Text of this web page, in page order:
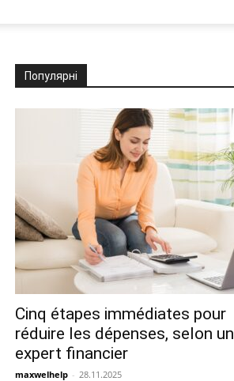
Популярні
Cinq étapes immédiates pour
réduire les dépenses, selon un
expert financier
maxwelhelp - 28.11.2025